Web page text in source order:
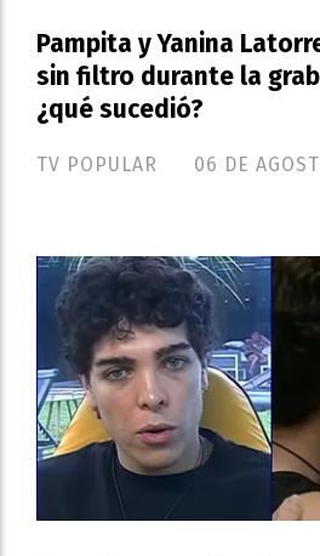
Pampita y Yanina
sin filtro durante la
¿qué sucedió?
TV POPULAR 06 DE